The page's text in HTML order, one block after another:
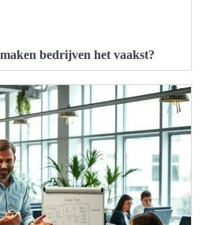
bedrijven het vaakst?